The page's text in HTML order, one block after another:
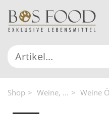
Shop Weine, ... Weine